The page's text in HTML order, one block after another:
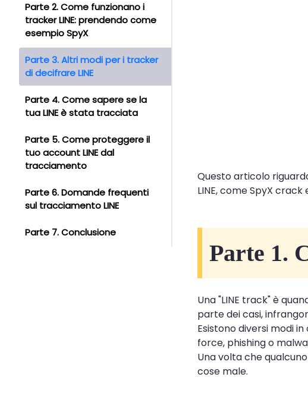
Parte 2. Come funzionano i
tracker LINE: prendendo come
esempio SpyX
Parte 3. Altri modi per i tracker
di decifrare LINE
Parte 4. Come sapere se la
tua LINE è stata tracciata
Parte 5. Come proteggere il
tuo account LINE dal
tracciamento
Parte 6. Domande frequenti
sul tracciamento LINE
Parte 7. Conclusione
Questo articolo
LINE, come SpyX
Parte 1.
Una "LINE track" è
parte dei casi,
Esistono diversi modi
force, phishing o
Una volta che
cose male.